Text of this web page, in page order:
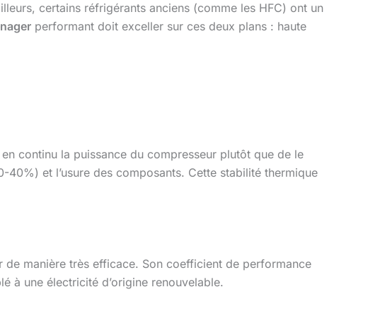
certains réfrigérants anciens (comme les HFC) ont un
performant doit exceller sur ces deux plans : haute
continu la puissance du compresseur plutôt que de le
et l’usure des composants. Cette stabilité thermique
de manière très efficace. Son coefficient de performance
à une électricité d’origine renouvelable.